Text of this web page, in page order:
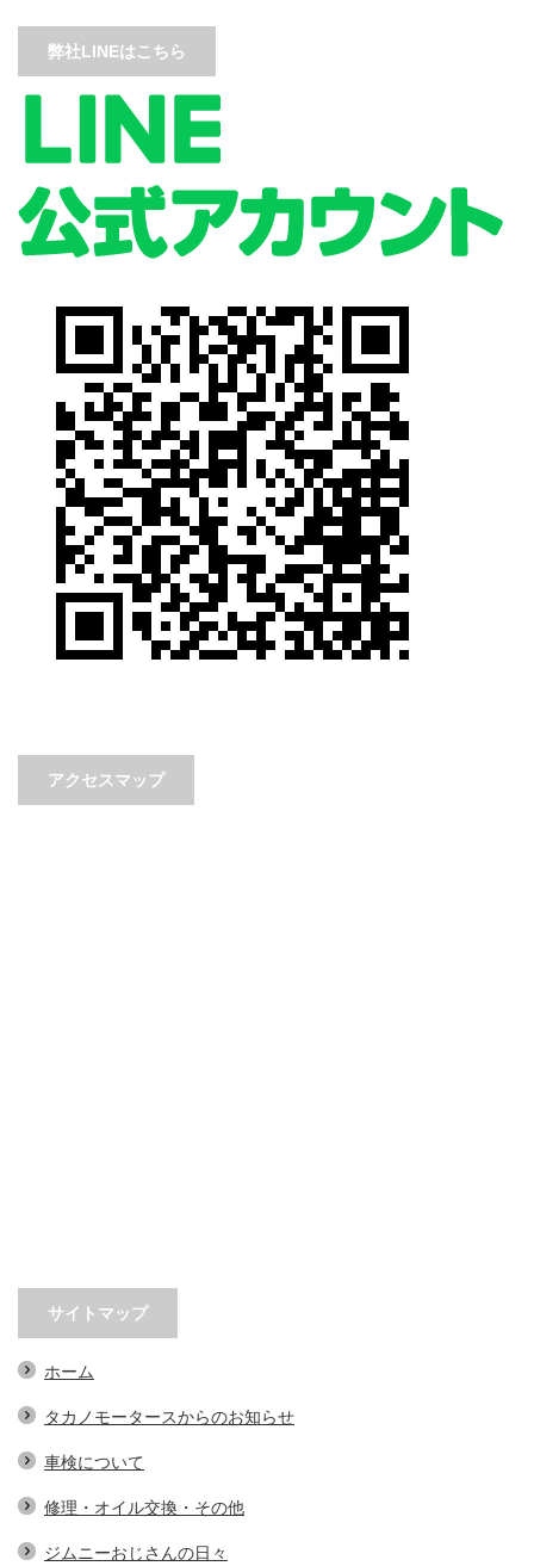
弊社LINEはこちら
アクセスマップ
サイトマップ
ホーム
タカノモータースからのお知らせ
車検について
修理・オイル交換・その他
ジムニーおじさんの日々